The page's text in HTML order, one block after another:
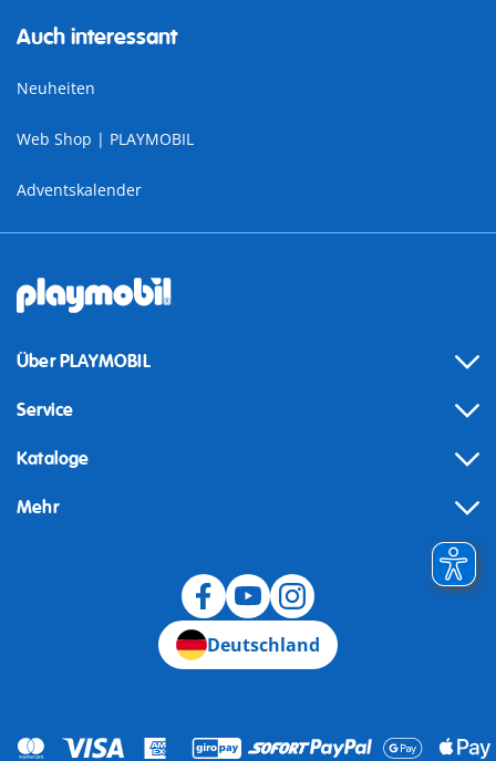
Auch interessant
Neuheiten
Web Shop | PLAYMOBIL
Adventskalender
Über PLAYMOBIL
Service
Kataloge
Mehr
Deutschland